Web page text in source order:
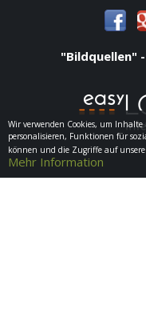
Wir verwenden Cookies, um
personalisieren, Funktionen für
können und die Zugriffe auf
Mehr Information
"Bildquellen"